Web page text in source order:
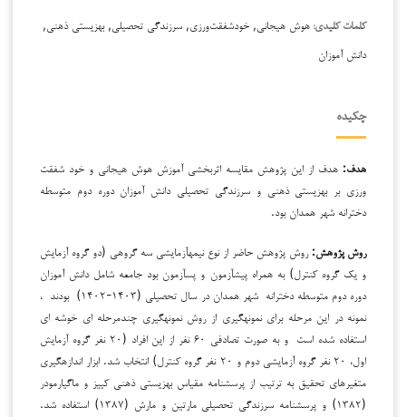
کلمات کلیدی: هوش هیجانی, خودشفقت‌ورزی, سرزندگی تحصیلی, بهزیستی ذهنی,
دانش آموزان
چکیده
هدف: هدف از این پژوهش مقایسه اثربخشی آموزش هوش هیجانی و خود شفقت
ورزی بر بهزیستی ذهنی و سرزندگی تحصیلی دانش آموزان دوره دوم متوسطه
دخترانه شهر همدان بود.
روش پژوهش: روش پژوهش حاضر از نوع نیمه­آزمایشی سه گروهی (دو گروه آزمایش
و یک گروه کنترل) به همراه پیش­آزمون و پس­آزمون بود جامعه شامل دانش آموزان
دوره دوم متوسطه دخترانه شهر همدان در سال تحصیلی (۱۴۰۳-۱۴۰۲) بودند ،
نمونه در این مرحله برای نمونه­گیری از روش نمونه­گیری چندمرحله ای خوشه ای
استفاده شده است و به صورت تصادفی ۶۰ نفر از این افراد (۲۰ نفر گروه آزمایش
اول، ۲۰ نفر گروه آزمایشی دوم و ۲۰ نفر گروه کنترل) انتخاب شد. ابزار اندازه­گیری
متغیرهای تحقیق به ترتیب از پرسشنامه مقیاس بهزیستی ذهنی کییز و ماگیارمودر
(۱۳۸۲) و پرسشنامه سرزندگي تحصیلي مارتین و مارش (۱۳۸۷) استفاده شد.